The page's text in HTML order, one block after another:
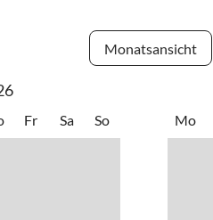
und erholen Sie sich bei einer
www. Touristik Information Velen.de
Monatsansicht
Fr Sa So Mo